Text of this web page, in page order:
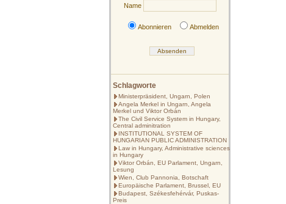
Name
Abonnieren Abmelden
Schlagworte
Ministerpräsident, Ungarn, Polen
Angela Merkel in Ungarn, Angela
Merkel und Viktor Orbán
The Civil Service System in Hungary,
Central adminitration
INSTITUTIONAL SYSTEM OF
HUNGARIAN PUBLIC ADMINISTRATION
Law in Hungary, Administrative sciences
in Hungary
Viktor Orbán, EU Parlament, Ungarn,
Lesung
Wien, Club Pannonia, Botschaft
Europäische Parlament, Brussel, EU
Budapest, Székesfehérvár, Puskas-
Preis